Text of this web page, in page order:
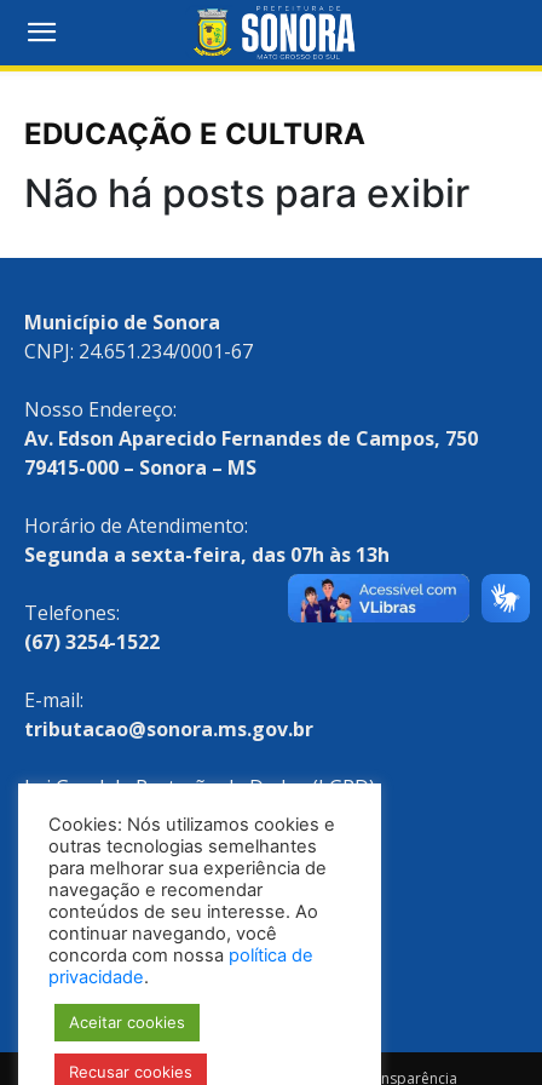
EDUCAÇÃO E CULTURA
Não há posts para exibir
Município de Sonora
CNPJ: 24.651.234/0001-67
Nosso Endereço:
Av. Edson Aparecido Fernandes de Campos, 750
79415-000 – Sonora – MS
Horário de Atendimento:
Segunda a sexta-feira, das 07h às 13h
Telefones:
(67) 3254-1522
E-mail:
tributacao@sonora.ms.gov.br
Lei Geral de Proteção de Dados (LGPD)
Política de Privacidade
Notícias Ouvidoria Portal da Transparência
Cookies: Nós utilizamos cookies e
outras tecnologias semelhantes
para melhorar sua experiência de
navegação e recomendar
conteúdos de seu interesse. Ao
continuar navegando, você
concorda com nossa política de
privacidade.
Aceitar cookies
Recusar cookies